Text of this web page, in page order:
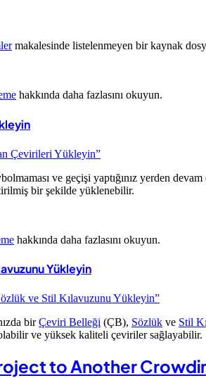
makalesinde listelenmeyen bir kaynak
hakkında daha fazlasını okuyun.
Çevirileri Yükleyin”
ve geçişi yaptığınız yerden
bir şekilde yüklenebilir.
hakkında daha fazlasını okuyun.
Yükleyin
ve Stil Kılavuzunu Yükleyin”
birÇeviri Belleği (ÇB), Sözlük ve Stil
ve yüksek kaliteli çeviriler sağlayabilir.
to Another